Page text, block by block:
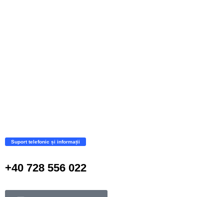
Suport telefonic și informații
+40 728 556 022